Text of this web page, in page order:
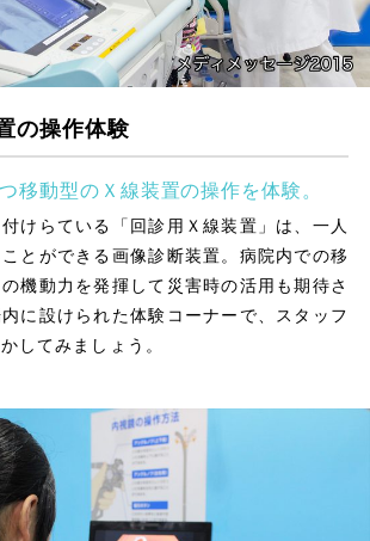
の操作体験
移動型のＸ線装置の操作を体験。
けらている「回診用Ｘ線装置」は、一人
とができる画像診断装置。病院内での移
機動力を発揮して災害時の活用も期待さ
に設けられた体験コーナーで、スタッフ
してみましょう。